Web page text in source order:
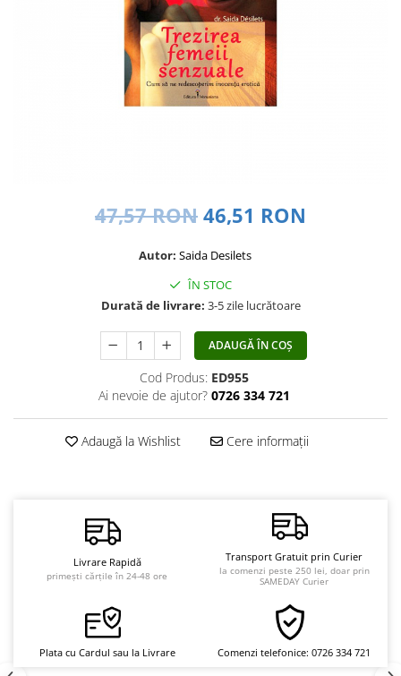
Viata după moarte
Vindecare
Povestiri
Psihologie practică
Sexualitate
Lumea îngerilor
Seria Masaru Emoto
Inspiraţie divină
Îngeri
47,57 RON 46,51 RON
Autor: Saida Desilets
ÎN STOC
Durată de livrare: 3-5 zile lucrătoare
ADAUGĂ ÎN COȘ
Cod Produs: ED955
Ai nevoie de ajutor? 0726 334 721
Adaugă la Wishlist Cere informații
Livrare Rapidă
primești cărțile în 24-48 ore
Transport Gratuit prin Curier
la comenzi peste 250 lei, doar prin
SAMEDAY Curier
Plata cu Cardul sau la Livrare Comenzi telefonice: 0726 334 721